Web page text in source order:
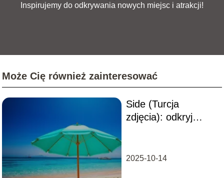
Inspirujemy do odkrywania nowych miejsc i atrakcji!
Może Cię również zainteresować
Side (Turcja
zdjęcia): odkryj
2025-10-14